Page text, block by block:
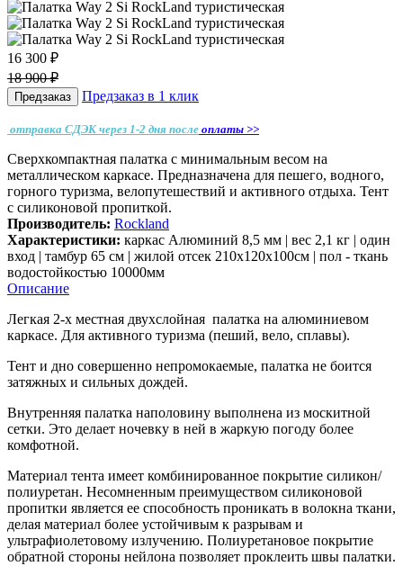
16 300 ₽
18 900 ₽
Предзаказ Предзаказ в 1 клик
отправка СДЭК через 1-2 дня после оплаты >>
Сверхкомпактная палатка с минимальным весом на
металлическом каркасе. Предназначена для пешего, водного,
горного туризма, велопутешествий и активного отдыха. Тент
с силиконовой пропиткой.
Производитель: Rockland
Характеристики: каркас Алюминий 8,5 мм | вес 2,1 кг | один
вход | тамбур 65 см | жилой отсек 210х120х100см | пол - ткань
водостойкостью 10000мм
Описание
Легкая 2-х местная двухслойная палатка на алюминиевом
каркасе. Для активного туризма (пеший, вело, сплавы).
Тент и дно совершенно непромокаемые, палатка не боится
затяжных и сильных дождей.
Внутренняя палатка наполовину выполнена из москитной
сетки. Это делает ночевку в ней в жаркую погоду более
комфотной.
Материал тента имеет комбинированное покрытие силикон/
полиуретан. Несомненным преимуществом силиконовой
пропитки является ее способность проникать в волокна ткани,
делая материал более устойчивым к разрывам и
ультрафиолетовому излучению. Полиуретановое покрытие
обратной стороны нейлона позволяет проклеить швы палатки.